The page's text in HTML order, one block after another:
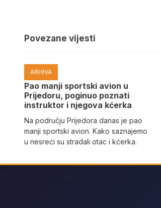
Povezane vijesti
ARHIVA
Pao manji sportski avion u
Prijedoru, poginuo poznati
instruktor i njegova kćerka
Na području Prijedora danas je pao
manji sportski avion. Kako saznajemo
u nesreći su stradali otac i kćerka.